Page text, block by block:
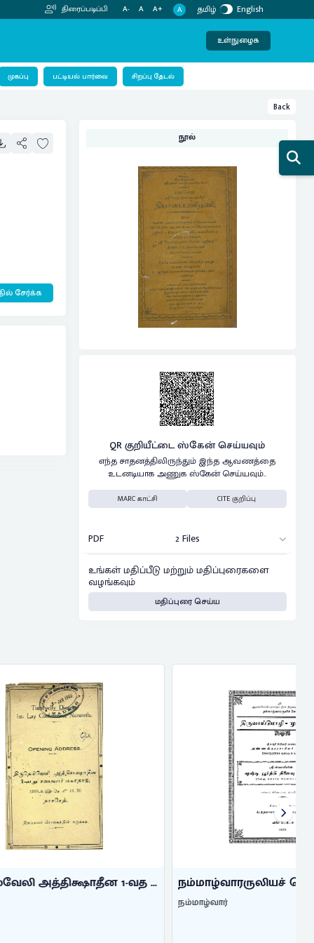
திரைப்படிப்பி A- A A+ A தமிழ் English
உள்நுழைக
முகப்பு பட்டியல் பார்வை சிறப்பு தேடல்
Back
சேர்க்க
நூல்
QR குறியீட்டை ஸ்கேன் செய்யவும்
எந்த சாதனத்திலிருந்தும் இந்த ஆவணத்தை
உடனடியாக அணுக ஸ்கேன் செய்யவும்..
MARC காட்சி CITE குறிப்பு
PDF 2 Files
உங்கள் மதிப்பீடு மற்றும் மதிப்புரைகளை
வழங்கவும்
மதிப்புரை செய்ய
1-வத ... நம்மாழ்வாரருலியச் செய்த திருவா ...